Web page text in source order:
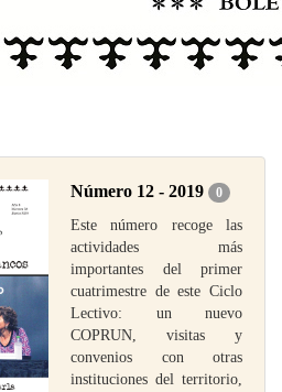
Número 12 - 2019 0
Este número recoge las
actividades más
importantes del primer
cuatrimestre de este Ciclo
Lectivo: un nuevo
COPRUN, visitas y
convenios con otras
instituciones del territorio,